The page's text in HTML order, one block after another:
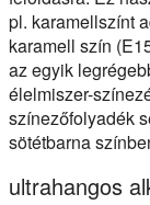
pl. karamellszínt
karamell szín
az egyik
élelmiszer-
színezőfolyadék
sötétbarna
ultrahangos